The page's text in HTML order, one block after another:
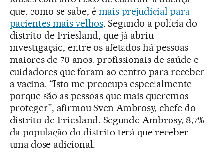
que, como se sabe, é mais prejudicial para
pacientes mais velhos. Segundo a polícia do
distrito de Friesland, que já abriu
investigação, entre os afetados há pessoas
maiores de 70 anos, profissionais de saúde e
cuidadores que foram ao centro para receber
a vacina. “Isto me preocupa especialmente
porque são as pessoas que mais queremos
proteger”, afirmou Sven Ambrosy, chefe do
distrito de Friesland. Segundo Ambrosy, 8,7%
da população do distrito terá que receber
uma dose adicional.